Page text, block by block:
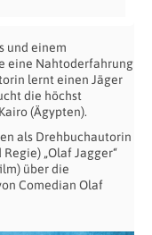
und einem
eine Nahtoderfahrung
lernt einen Jäger
die höchst
(Ägypten).
als Drehbuchautorin
„Olaf Jagger“
über die
Comedian Olaf